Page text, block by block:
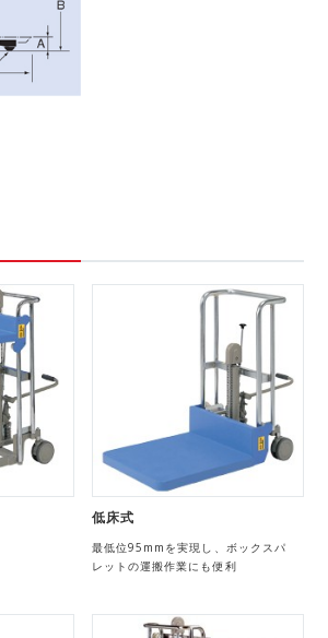
低床式
最低位95mmを実現し、ボックスパ
レットの運搬作業にも便利